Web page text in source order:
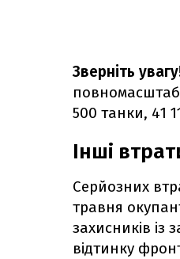
Зверніть
500 танки, 41
Інші
Серйозних
травня
захисників із
відтинку